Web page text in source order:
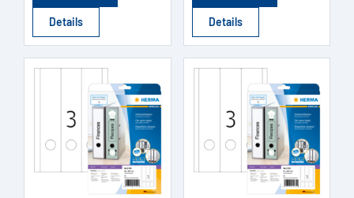
Details Details